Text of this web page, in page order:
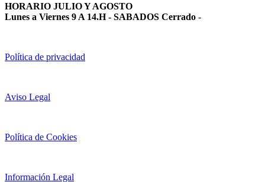
HORARIO JULIO Y AGOSTO
Lunes a Viernes 9 A 14.H - SABADOS Cerrado -
Política de privacidad
Aviso Legal
Política de Cookies
Información Legal